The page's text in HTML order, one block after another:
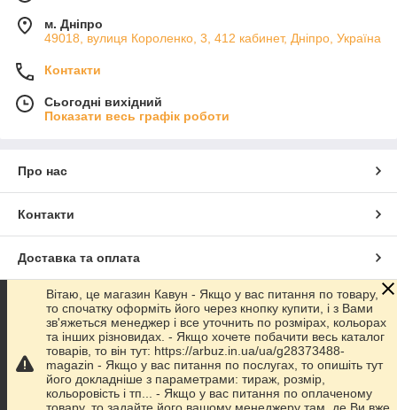
м. Дніпро
49018, вулиця Короленко, 3, 412 кабинет, Дніпро, Україна
Контакти
Сьогодні вихідний
Показати весь графік роботи
Про нас
Контакти
Доставка та оплата
Графік роботи
Повна версія сайту
Сайт створено на маркетплейсіProm.ua
Вітаю, це магазин Кавун - Якщо у вас питання по товару,
то спочатку оформіть його через кнопку купити, і з Вами
зв'яжеться менеджер і все уточнить по розмірах, кольорах
та інших різновидах. - Якщо хочете побачити весь каталог
товарів, то він тут: https://arbuz.in.ua/ua/g28373488-
magazin - Якщо у вас питання по послугах, то опишіть тут
його докладніше з параметрами: тираж, розмір,
кольоровість і тп... - Якщо у вас питання по оплаченому